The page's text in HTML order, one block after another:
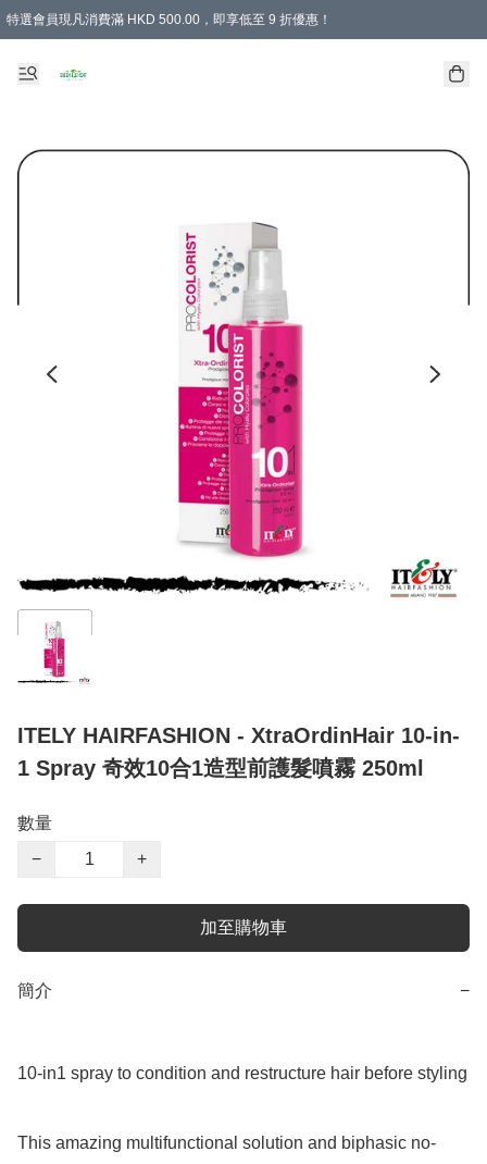
特選會員現凡消費滿 HKD 500.00，即享低至 9 折優惠！
ITELY HAIRFASHION - XtraOrdinHair 10-in-
1 Spray 奇效10合1造型前護髮噴霧 250ml
數量
−
+
加至購物車
簡介 −
10-in1 spray to condition and restructure hair before styling
This amazing multifunctional solution and biphasic no-